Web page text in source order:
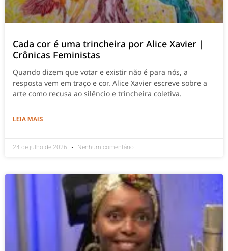
Cada cor é uma trincheira por Alice Xavier |
Crônicas Feministas
Quando dizem que votar e existir não é para nós, a
resposta vem em traço e cor. Alice Xavier escreve sobre a
arte como recusa ao silêncio e trincheira coletiva.
LEIA MAIS
24 de julho de 2026 Nenhum comentário